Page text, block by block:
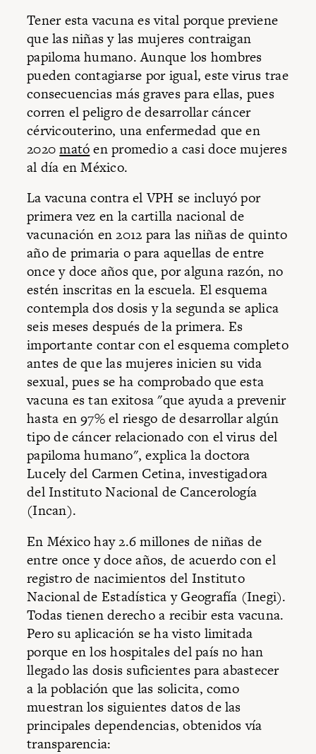
Tener esta vacuna es vital porque previene
que las niñas y las mujeres contraigan
papiloma humano. Aunque los hombres
pueden contagiarse por igual, este virus trae
consecuencias más graves para ellas, pues
corren el peligro de desarrollar cáncer
cérvicouterino, una enfermedad que en
2020matóen promedio a casi doce mujeres
al día en México.
La vacuna contra el VPH se incluyó por
primera vez en la cartilla nacional de
vacunación en 2012 para las niñas de quinto
año de primaria o para aquellas de entre
once y doce años que, por alguna razón, no
estén inscritas en la escuela. El esquema
contempla dos dosis y la segunda se aplica
seis meses después de la primera. Es
importante contar con el esquema completo
antes de que las mujeres inicien su vida
sexual, pues se ha comprobado que esta
vacuna es tan exitosa "que ayuda a prevenir
hasta en 97% el riesgo de desarrollar algún
tipo de cáncer relacionado con el virus del
papiloma humano", explica la doctora
Lucely del Carmen Cetina, investigadora
del Instituto Nacional de Cancerología
(Incan).
En México hay 2.6 millones de niñas de
entre once y doce años, de acuerdo con el
registro de nacimientos del Instituto
Nacional de Estadística y Geografía (Inegi).
Todas tienen derecho a recibir esta vacuna.
Pero su aplicación se ha visto limitada
porque en los hospitales del país no han
llegado las dosis suficientes para abastecer
a la población que las solicita, como
muestran los siguientes datos de las
principales dependencias, obtenidos vía
transparencia: